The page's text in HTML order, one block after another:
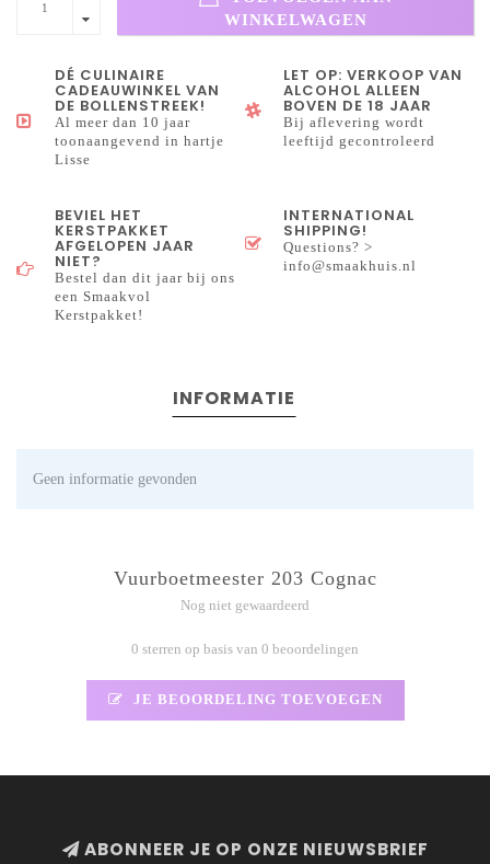
WINKELWAGEN
DÉ CULINAIRE
CADEAUWINKEL VAN
DE BOLLENSTREEK!
Al meer dan 10 jaar
toonaangevend in hartje
Lisse
LET OP: VERKOOP VAN
ALCOHOL ALLEEN
BOVEN DE 18 JAAR
Bij aflevering wordt
leeftijd gecontroleerd
BEVIEL HET
KERSTPAKKET
AFGELOPEN JAAR
NIET?
Bestel dan dit jaar bij ons
een Smaakvol
Kerstpakket!
INTERNATIONAL
SHIPPING!
Questions? >
info@smaakhuis.nl
INFORMATIE
Geen informatie gevonden
Vuurboetmeester 203 Cognac
Nog niet gewaardeerd
0 sterren op basis van 0 beoordelingen
JE BEOORDELING TOEVOEGEN
ABONNEER JE OP ONZE NIEUWSBRIEF